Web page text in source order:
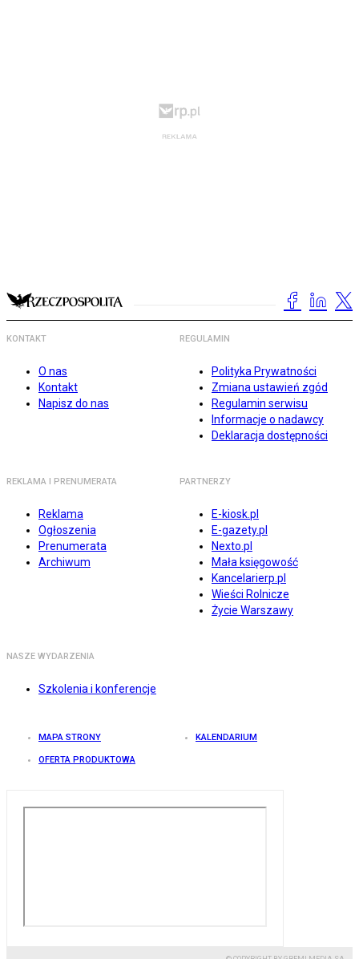
KONTAKT
O nas
Kontakt
Napisz do nas
REGULAMIN
Polityka Prywatności
Zmiana ustawień zgód
Regulamin serwisu
Informacje o nadawcy
Deklaracja dostępności
REKLAMA I PRENUMERATA
Reklama
Ogłoszenia
Prenumerata
Archiwum
PARTNERZY
E-kiosk.pl
E-gazety.pl
Nexto.pl
Mała księgowość
Kancelarierp.pl
Wieści Rolnicze
Życie Warszawy
NASZE WYDARZENIA
Szkolenia i konferencje
MAPA STRONY KALENDARIUM
OFERTA PRODUKTOWA